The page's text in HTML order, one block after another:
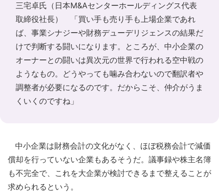
三宅卓氏（日本M&Aセンターホールディングス代表
取締役社長） 「買い手も売り手も上場企業であれ
ば、事業シナジーや財務デューデリジェンスの結果だ
けで判断する闘いになります。ところが、中小企業の
オーナーとの闘いは異次元の世界で行われる空中戦の
ようなもの。どうやっても噛み合わないので翻訳者や
調整者が必要になるのです。だからこそ、仲介がうま
くいくのですね」
中小企業は財務会計の文化がなく、ほぼ税務会計で減価
償却を行っていない企業もあるそうだ。議事録や株主名簿
も不完全で、これを大企業が検討できるまで整えることが
求められるという。